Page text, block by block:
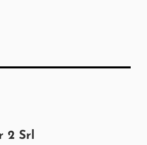
2 Srl